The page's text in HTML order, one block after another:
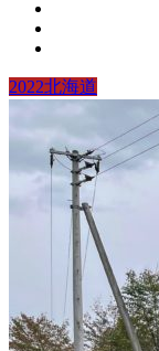
2022北海道